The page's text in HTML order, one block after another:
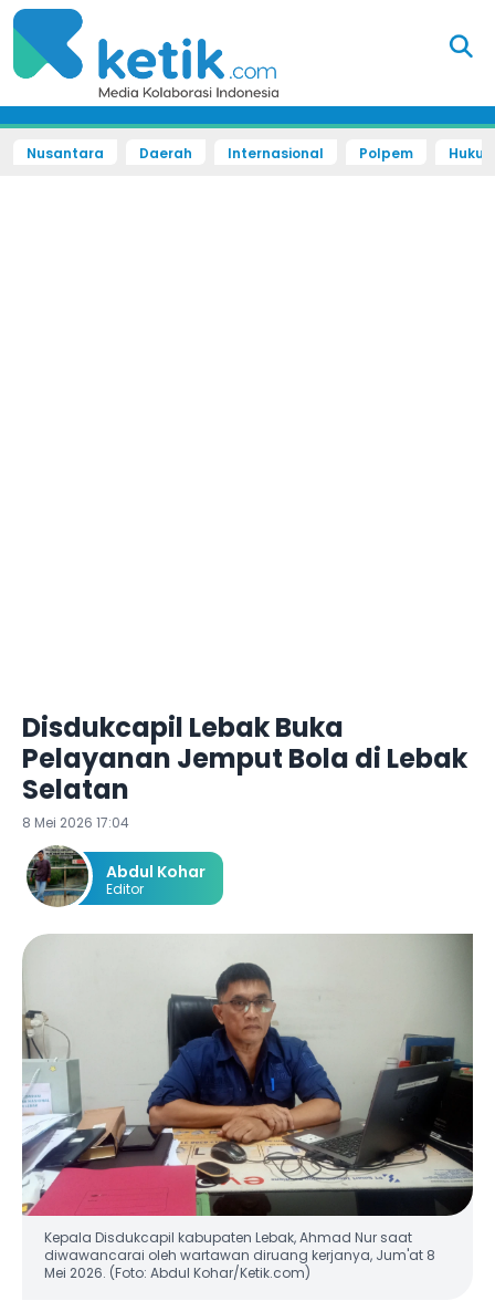
Nusantara Daerah Internasional Polpem
Disdukcapil Lebak Buka
Pelayanan Jemput Bola di Lebak
Selatan
8 Mei 2026 17:04
Abdul Kohar
Editor
Kepala Disdukcapil kabupaten Lebak, Ahmad Nur saat
diwawancarai oleh wartawan diruang kerjanya, Jum'at 8
Mei 2026. (Foto: Abdul Kohar/Ketik.com)